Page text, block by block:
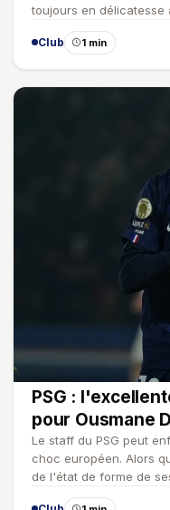
toujours en délicatesse
Club 1 min
PSG :
pour Ousmane
Le staff du PSG peut
choc européen. Alors
de l'état de forme de